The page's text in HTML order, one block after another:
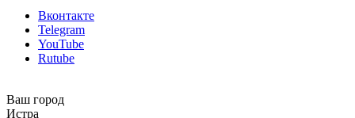
Вконтакте
Telegram
YouTube
Rutube
Ваш город
Истра